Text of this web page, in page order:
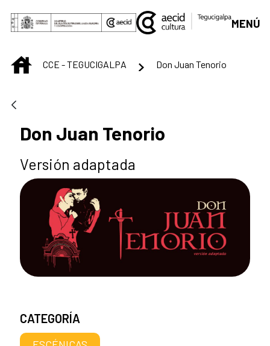
Saltar al contenido principal
MENÚ
INICIOCCE - TEGUCIGALPA Don Juan Tenorio
Don Juan Tenorio
Versión adaptada
CATEGORÍA